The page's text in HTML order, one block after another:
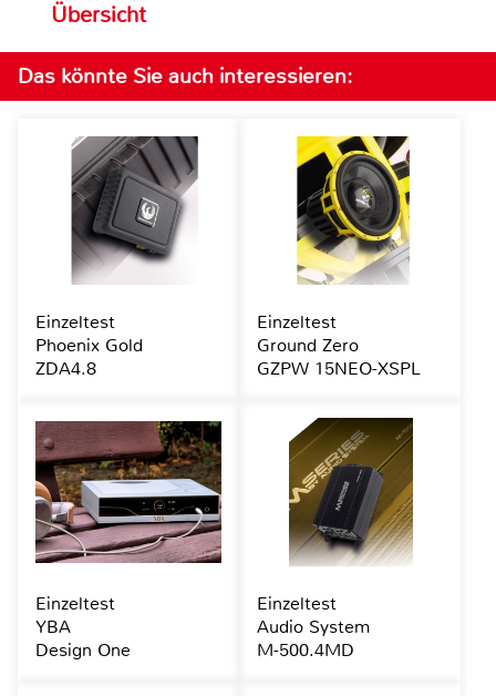
Übersicht
Das könnte Sie auch interessieren:
Einzeltest
Phoenix Gold
ZDA4.8
Einzeltest
Ground Zero
GZPW 15NEO-XSPL
Einzeltest
YBA
Design One
Einzeltest
Audio System
M-500.4MD